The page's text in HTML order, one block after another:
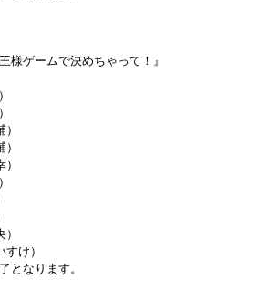
様ゲームで決めちゃって！』
け）
となります。